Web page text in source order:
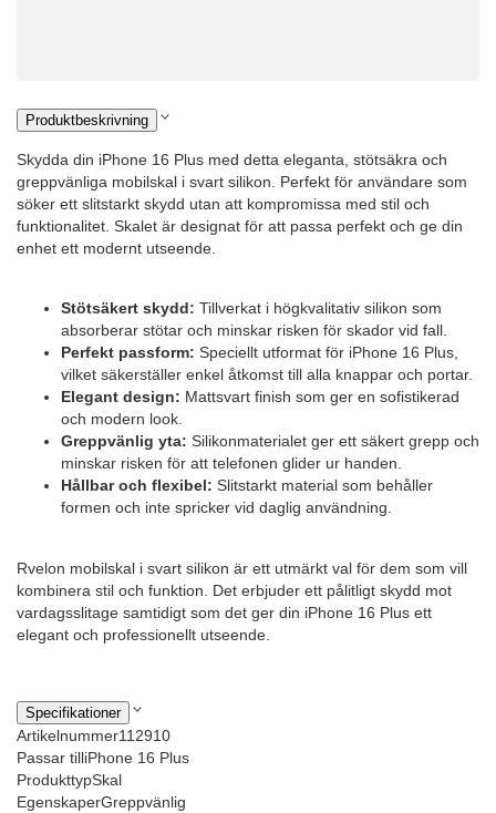
Produktbeskrivning
Skydda din iPhone 16 Plus med detta eleganta, stötsäkra och
greppvänliga mobilskal i svart silikon. Perfekt för användare som
söker ett slitstarkt skydd utan att kompromissa med stil och
funktionalitet. Skalet är designat för att passa perfekt och ge din
enhet ett modernt utseende.
Stötsäkert skydd: Tillverkat i högkvalitativ silikon som
absorberar stötar och minskar risken för skador vid fall.
Perfekt passform: Speciellt utformat för iPhone 16 Plus,
vilket säkerställer enkel åtkomst till alla knappar och portar.
Elegant design: Mattsvart finish som ger en sofistikerad
och modern look.
Greppvänlig yta: Silikonmaterialet ger ett säkert grepp och
minskar risken för att telefonen glider ur handen.
Hållbar och flexibel: Slitstarkt material som behåller
formen och inte spricker vid daglig användning.
Rvelon mobilskal i svart silikon är ett utmärkt val för dem som vill
kombinera stil och funktion. Det erbjuder ett pålitligt skydd mot
vardagsslitage samtidigt som det ger din iPhone 16 Plus ett
elegant och professionellt utseende.
Specifikationer
Artikelnummer112910
Passar tilliPhone 16 Plus
ProdukttypSkal
EgenskaperGreppvänlig